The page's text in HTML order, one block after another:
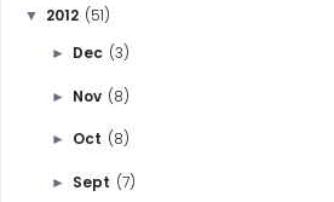
▼ 2012 (51)
► Dec (3)
► Nov (8)
► Oct (8)
► Sept (7)